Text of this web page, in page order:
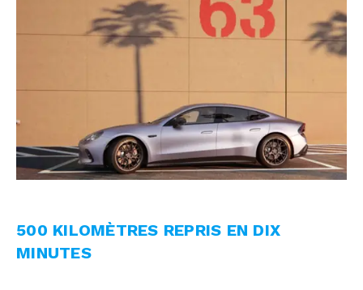
500 KILOMÈTRES REPRIS EN DIX
MINUTES